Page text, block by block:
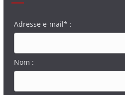
Adresse e-mail* :
Nom :